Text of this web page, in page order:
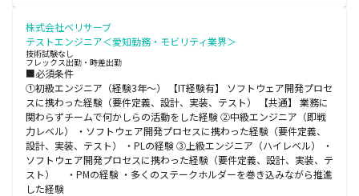
株式会社ベリサーブ
テストエンジニア＜愛知勤務・モビリティ業界＞
技術試験なし
フレックス出勤・時差出勤
■必須条件
①初級エンジニア（経験3年～） 【IT経験有】 ソフトウェア開発プロセ
スに携わった経験（要件定義、設計、実装、テスト） 【共通】 業務に
関わらずチームで何かしらの活動をした経験 ②中級エンジニア（即戦
力レベル） ・ソフトウェア開発プロセスに携わった経験（要件定義、
設計、実装、テスト） ・PLの経験 ③上級エンジニア（ハイレベル） ・
ソフトウェア開発プロセスに携わった経験（要件定義、設計、実装、テ
スト） ・PMの経験 ・多くのステークホルダーを巻き込みながら推進
した経験